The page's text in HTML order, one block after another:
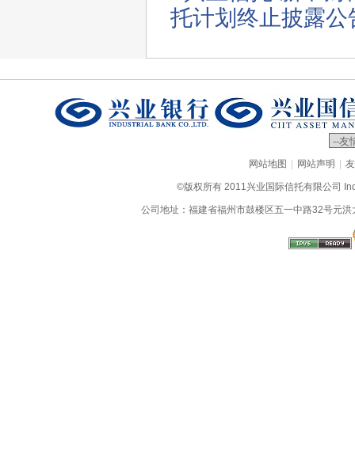
托计划终止披露公
网站地图 | 网站声明 |
©版权所有 2011兴业国际信托有限公司
公司地址：福建省福州市鼓楼区五一中路32号元